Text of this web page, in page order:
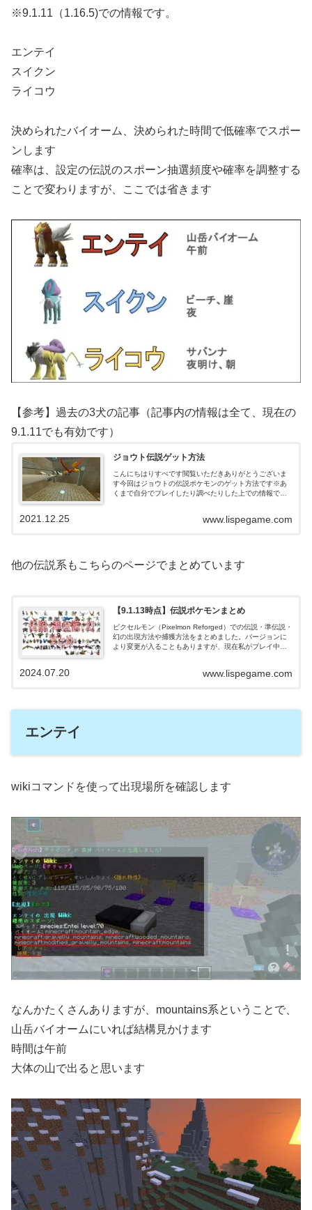
※9.1.11（1.16.5)での情報です。
エンテイ
スイクン
ライコウ
決められたバイオーム、決められた時間で低確率でスポー
ンします
確率は、設定の伝説のスポーン抽選頻度や確率を調整する
ことで変わりますが、ここでは省きます
【参考】過去の3犬の記事（記事内の情報は全て、現在の
9.1.11でも有効です）
ジョウト伝説ゲット方法
こんにちはりすぺです閲覧いただきありがとうございま
す今回はジョウトの伝説ポケモンのゲット方法です※あ
くまで自分でプレイしたり調べたりした上での情報で
www.lispegame.com
2021.12.25
他の伝説系もこちらのページでまとめています
【9.1.13時点】伝説ポケモンまとめ
ピクセルモン（Pixelmon Reforged）での伝説・準伝説・
幻の出現方法や捕獲方法をまとめました。バージョンに
より変更が入ることもありますが、現在私がプレイ中の
www.lispegame.com
2024.07.20
エンテイ
wikiコマンドを使って出現場所を確認します
なんかたくさんありますが、mountains系ということで、
山岳バイオームにいれば結構見かけます
時間は午前
大体の山で出ると思います